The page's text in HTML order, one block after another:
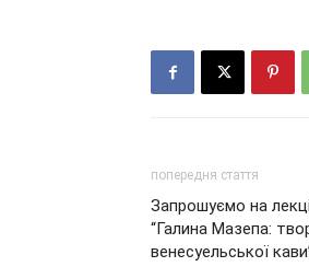
попередня стаття
Запрошуємо на
“Галина Мазепа:
венесуельської